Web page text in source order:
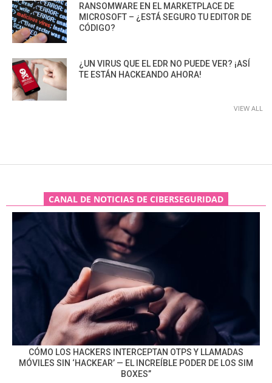
RANSOMWARE EN EL MARKETPLACE DE
MICROSOFT – ¿ESTÁ SEGURO TU EDITOR DE
CÓDIGO?
¿UN VIRUS QUE EL EDR NO PUEDE VER? ¡ASÍ
TE ESTÁN HACKEANDO AHORA!
VIEW ALL
CANAL DE NOTICIAS DE CIBERSEGURIDAD
CÓMO LOS HACKERS INTERCEPTAN OTPS Y LLAMADAS
MÓVILES SIN ‘HACKEAR’ — EL INCREÍBLE PODER DE LOS SIM
BOXES”